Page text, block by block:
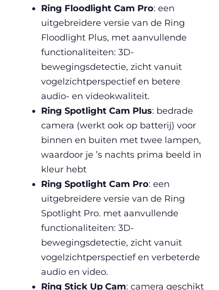
Ring Floodlight Cam Pro: een
uitgebreidere versie van de Ring
Floodlight Plus, met aanvullende
functionaliteiten: 3D-
bewegingsdetectie, zicht vanuit
vogelzichtperspectief en betere
audio- en videokwaliteit.
Ring Spotlight Cam Plus: bedrade
camera (werkt ook op batterij) voor
binnen en buiten met twee lampen,
waardoor je ’s nachts prima beeld in
kleur hebt
Ring Spotlight Cam Pro: een
uitgebreidere versie van de Ring
Spotlight Pro. met aanvullende
functionaliteiten: 3D-
bewegingsdetectie, zicht vanuit
vogelzichtperspectief en verbeterde
audio en video.
Ring Stick Up Cam: camera geschikt